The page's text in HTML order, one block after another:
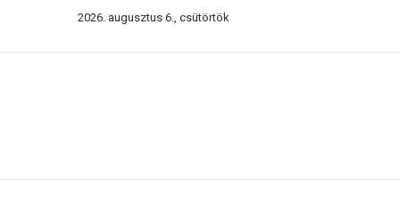
2026. augusztus 6., csütörtök